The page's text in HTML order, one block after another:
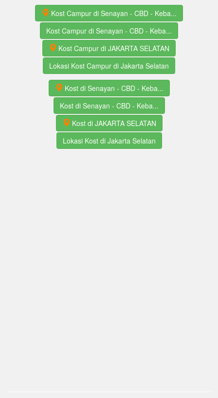
Kost Campur di Senayan - CBD - Keba...
Kost Campur di Senayan - CBD - Keba...
Kost Campur di JAKARTA SELATAN
Lokasi Kost Campur di Jakarta Selatan
Kost di Senayan - CBD - Keba...
Kost di Senayan - CBD - Keba...
Kost di JAKARTA SELATAN
Lokasi Kost di Jakarta Selatan